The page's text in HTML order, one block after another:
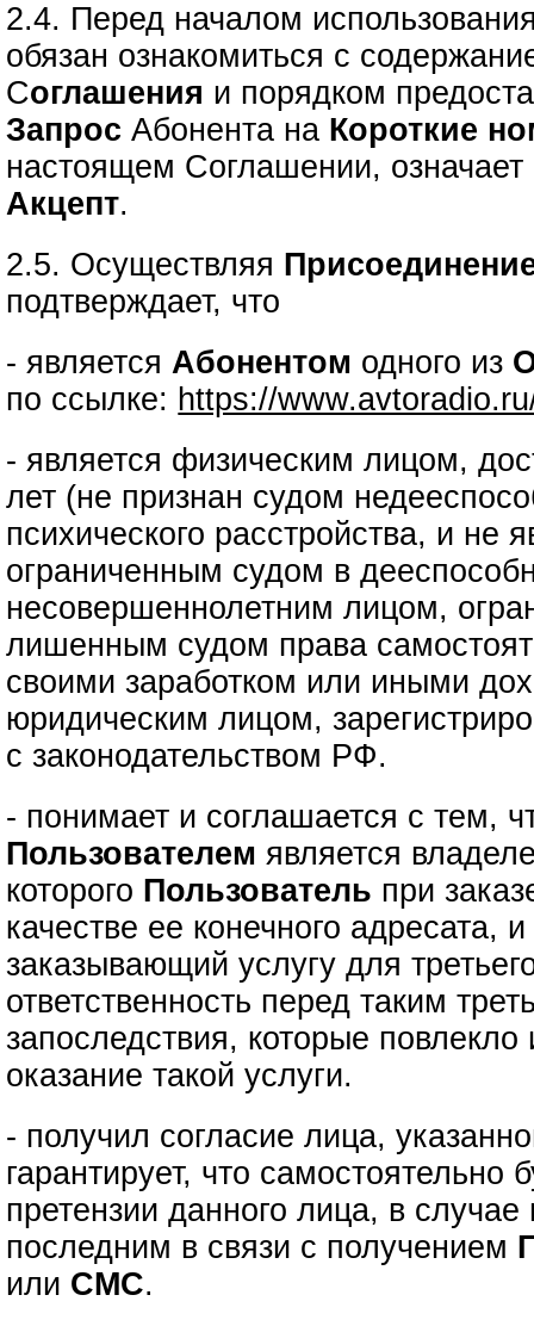
2.4. Перед началом
обязан ознакомиться с
Соглашения и порядком
ЗапросАбонента на Короткие
настоящем Соглашении, означает
Акцепт.
2.5. Осуществляя
подтверждает, что
- являетсяАбонентом одного из
по ссылке: https://
- является физическим лицом,
лет (не признан судом
психического расстройства, и не
ограниченным судом в
несовершеннолетним лицом,
лишенным судом права
своими заработком или иными
юридическим лицом,
с законодательством РФ.
- понимает и соглашается с тем,
Пользователем является
которого Пользователь при
качестве ее конечного адресата,
заказывающий услугу для
ответственность перед таким
запоследствия, которые
оказание такой услуги.
- получил согласие лица,
гарантирует, что самостоятельно
претензии данного лица, в
последним в связи с получением
или СМС.